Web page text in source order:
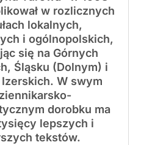
w rozlicznych
lokalnych,
i ogólnopolskich,
się na Górnych
Śląsku (Dolnym) i
Izerskich. W swym
dorobku ma
lepszych i
tekstów.